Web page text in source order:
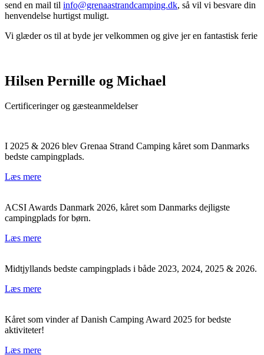
send en mail til info@grenaastrandcamping.dk, så vil vi besvare din
henvendelse hurtigst muligt.
Vi glæder os til at byde jer velkommen og give jer en fantastisk ferie
Hilsen Pernille og Michael
Certificeringer og gæsteanmeldelser
I 2025 & 2026 blev Grenaa Strand Camping kåret som Danmarks
bedste campingplads.
Læs mere
ACSI Awards Danmark 2026, kåret som Danmarks dejligste
campingplads for børn.
Læs mere
Midtjyllands bedste campingplads i både 2023, 2024, 2025 & 2026.
Læs mere
Kåret som vinder af Danish Camping Award 2025 for bedste
aktiviteter!
Læs mere